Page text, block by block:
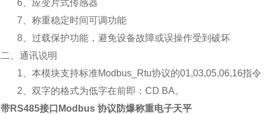
6、 应变片式传感器
7、 称重稳定时间可调功能
8、 过载保护功能，避免设备故障或误操作受到破坏
二、 通讯说明
1、 本模块支持标准Modbus_Rtu协议的01,03,05,06,16指令
2、 双字的格式为低字在前即： CD BA。
带RS485接口Modbus 协议防爆称重电子天平